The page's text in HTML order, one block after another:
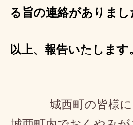
る旨の連絡がありまし
以上、報告いたします
城西町の皆様